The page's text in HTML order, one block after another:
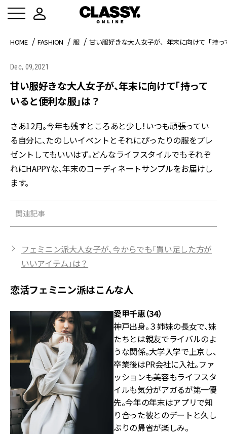
HOME FASHION 服 甘い服好きな大人女子が、年末に向けて「持
Dec, 09,2021
甘い服好きな大人女子が、年末に向けて「持って
いると便利な服」は？
さあ12月。今年も残すところあと少し！いつも頑張ってい
る自分に、たのしいイベントとそれにぴったりの服をプレ
ゼントしてもいいはず。どんなライフスタイルでもそれぞ
れにHAPPYな、年末のコーディネートサンプルをお届けし
ます。
関連記事
フェミニン派大人女子が、今からでも「買い足した方が
いいアイテム」は？
恋活フェミニン派はこんな人
愛甲千恵（34）
神戸出身。３姉妹の長女で、妹
たちとは親友でライバルのよ
うな関係。大学入学で上京し、
卒業後はPR会社に入社。ファ
ッションも美容もライフスタ
イルも気分がアガるが第一優
先。今年の年末はアプリで知
り合った彼とのデートと久し
ぶりの帰省が楽しみ。